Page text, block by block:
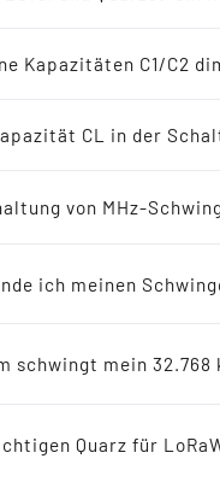
kHz Lösungen
Kapazitäten C1/C2
CL in der
von MHz-
ich meinen
schwingt mein 32.768
Quarz für